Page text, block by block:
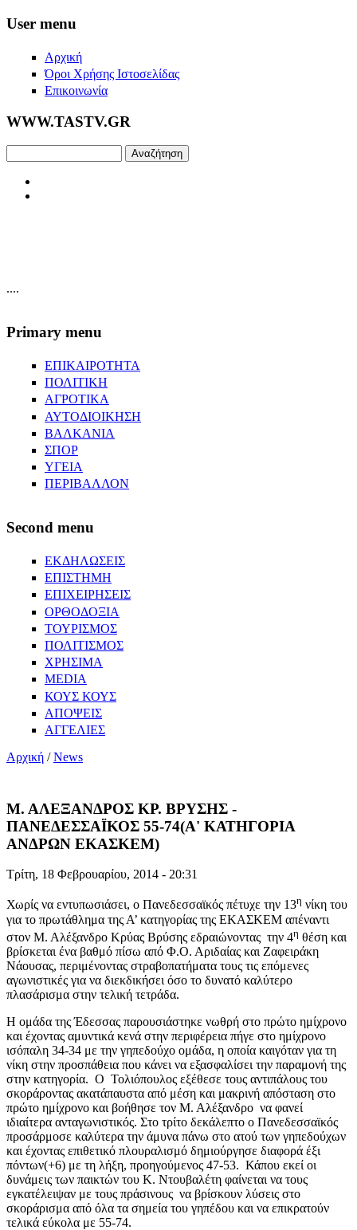
Skip to main content
User menu
Αρχική
Όροι Χρήσης Ιστοσελίδας
Επικοινωνία
WWW.TASTV.GR
....
Primary menu
ΕΠΙΚΑΙΡΟΤΗΤΑ
ΠΟΛΙΤΙΚΗ
ΑΓΡΟΤΙΚΑ
ΑΥΤΟΔΙΟΙΚΗΣΗ
ΒΑΛΚΑΝΙΑ
ΣΠΟΡ
ΥΓΕΙΑ
ΠΕΡΙΒΑΛΛΟΝ
Second menu
ΕΚΔΗΛΩΣΕΙΣ
ΕΠΙΣΤΗΜΗ
ΕΠΙΧΕΙΡΗΣΕΙΣ
ΟΡΘΟΔΟΞΙΑ
ΤΟΥΡΙΣΜΟΣ
ΠΟΛΙΤΙΣΜΟΣ
ΧΡΗΣΙΜΑ
MEDIA
ΚΟΥΣ ΚΟΥΣ
ΑΠΟΨΕΙΣ
ΑΓΓΕΛΙΕΣ
Αρχική /News
Μ. ΑΛΕΞΑΝΔΡΟΣ ΚΡ. ΒΡΥΣΗΣ -
ΠΑΝΕΔΕΣΣΑΪΚΟΣ 55-74(Α' ΚΑΤΗΓΟΡΙΑ
ΑΝΔΡΩΝ ΕΚΑΣΚΕΜ)
Τρίτη, 18 Φεβρουαρίου, 2014 - 20:31
Χωρίς να εντυπωσιάσει, ο Πανεδεσσαϊκός πέτυχε την 13η νίκη του
για το πρωτάθλημα της Α’ κατηγορίας της ΕΚΑΣΚΕΜ απέναντι
στον Μ. Αλέξανδρο Κρύας Βρύσης εδραιώνοντας την 4η θέση και
βρίσκεται ένα βαθμό πίσω από Φ.Ο. Αριδαίας και Ζαφειράκη
Νάουσας, περιμένοντας στραβοπατήματα τους τις επόμενες
αγωνιστικές για να διεκδικήσει όσο το δυνατό καλύτερο
πλασάρισμα στην τελική τετράδα.
Η ομάδα της Έδεσσας παρουσιάστηκε νωθρή στο πρώτο ημίχρονο
και έχοντας αμυντικά κενά στην περιφέρεια πήγε στο ημίχρονο
ισόπαλη 34-34 με την γηπεδούχο ομάδα, η οποία καιγόταν για τη
νίκη στην προσπάθεια που κάνει να εξασφαλίσει την παραμονή της
στην κατηγορία. Ο Τολιόπουλος εξέθεσε τους αντιπάλους του
σκοράροντας ακατάπαυστα από μέση και μακρινή απόσταση στο
πρώτο ημίχρονο και βοήθησε τον Μ. Αλέξανδρο να φανεί
ιδιαίτερα ανταγωνιστικός. Στο τρίτο δεκάλεπτο ο Πανεδεσσαϊκός
προσάρμοσε καλύτερα την άμυνα πάνω στο ατού των γηπεδούχων
και έχοντας επιθετικό πλουραλισμό δημιούργησε διαφορά έξι
πόντων(+6) με τη λήξη, προηγούμενος 47-53. Κάπου εκεί οι
δυνάμεις των παικτών του Κ. Ντουβαλέτη φαίνεται να τους
εγκατέλειψαν με τους πράσινους να βρίσκουν λύσεις στο
σκοράρισμα από όλα τα σημεία του γηπέδου και να επικρατούν
τελικά εύκολα με 55-74.